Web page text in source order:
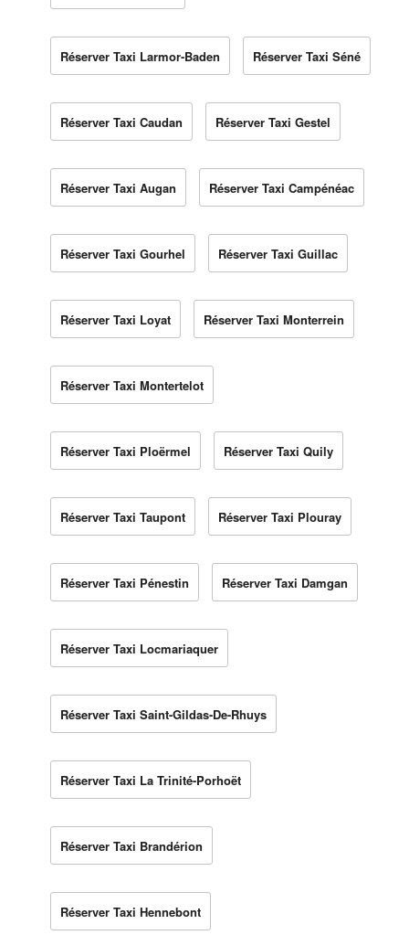
Réserver Taxi Larmor-Baden Réserver Taxi Séné
Réserver Taxi Caudan Réserver Taxi Gestel
Réserver Taxi Augan Réserver Taxi Campénéac
Réserver Taxi Gourhel Réserver Taxi Guillac
Réserver Taxi Loyat Réserver Taxi Monterrein
Réserver Taxi Montertelot
Réserver Taxi Ploërmel Réserver Taxi Quily
Réserver Taxi Taupont Réserver Taxi Plouray
Réserver Taxi Pénestin Réserver Taxi Damgan
Réserver Taxi Locmariaquer
Réserver Taxi Saint-Gildas-De-Rhuys
Réserver Taxi La Trinité-Porhoët
Réserver Taxi Brandérion
Réserver Taxi Hennebont